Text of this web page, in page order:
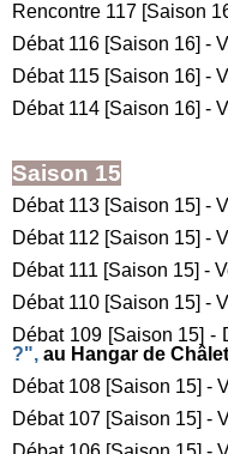
Rencontre 117 [Saison
Débat 116 [Saison 16] -
Débat 115 [Saison 16] -
Débat 114 [Saison 16] -
Saison 15
Débat 113 [Saison 15] -
Débat 112 [Saison 15] -
Débat 111 [Saison 15] -
Débat 110 [Saison 15] -
Débat 109 [Saison 15] -
?", au Hangar de
Débat 108 [Saison 15] -
Débat 107 [Saison 15] -